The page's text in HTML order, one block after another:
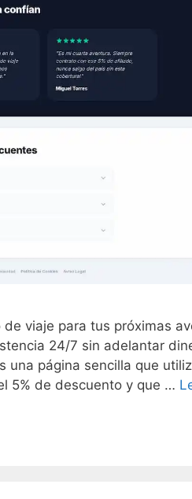
viaje para tus próximas
24/7 sin adelantar
una página sencilla que
5% de descuento y que …